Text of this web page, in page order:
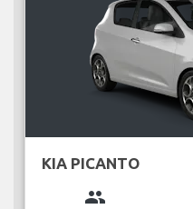
KIA PICANTO
group